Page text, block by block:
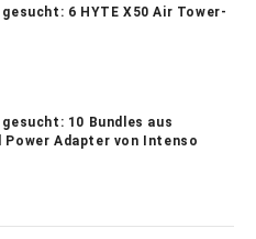
6 HYTE X50 Air Tower-
10 Bundles aus
Power Adapter von Intenso